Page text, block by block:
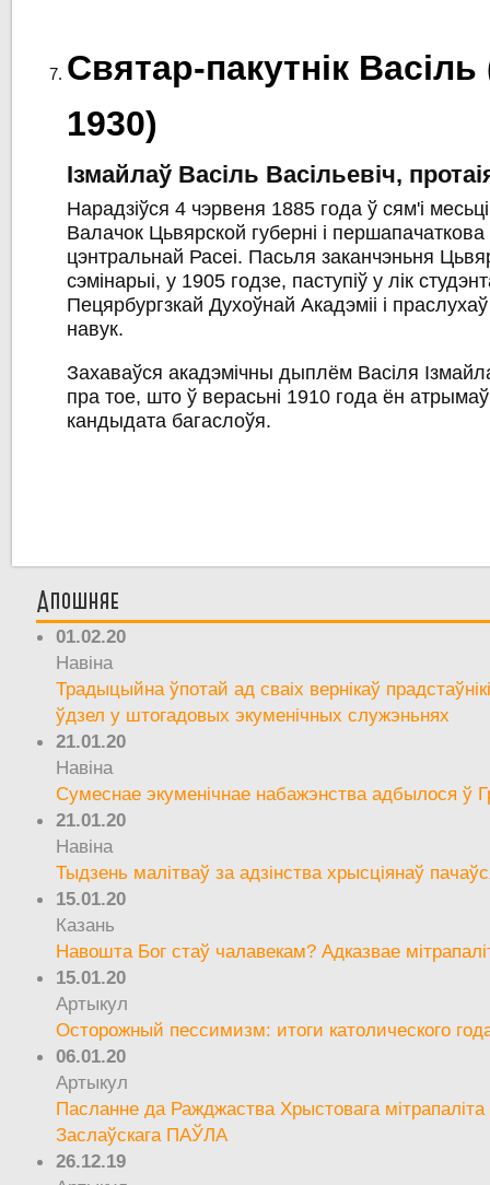
Святар-пакутнік Васіль
1930)
Ізмайлаў Васіль Васільевіч,
Нарадзіўся 4 чэрвеня 1885 года ў сям'і
Валачок Цьвярской губерні і
цэнтральнай Расеі. Пасьля заканчэньня
сэмінарыі, у 1905 годзе, паступіў у лік
Пецярбургзкай Духоўнай Акадэміі і
навук.
Захаваўся акадэмічны дыплём Васіля
пра тое, што ў верасьні 1910 года ён
кандыдата багаслоўя.
Апошняе
01.02.20
Навіна
Традыцыйна ўпотай ад сваіх вернікаў
ўдзел у штогадовых экуменічных служэньнях
21.01.20
Навіна
Сумеснае экуменічнае набажэнства адбылося ў
21.01.20
Навіна
Тыдзень малітваў за адзінства хрысціянаў
15.01.20
Казань
Навошта Бог стаў чалавекам? Адказвае
15.01.20
Артыкул
Осторожный пессимизм: итоги католического
06.01.20
Артыкул
Пасланне да Ражджаства Хрыстовага мітрапаліта
Заслаўскага ПАЎЛА
26.12.19